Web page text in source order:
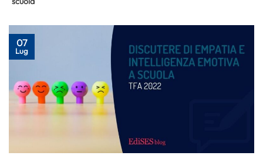
07
Lug